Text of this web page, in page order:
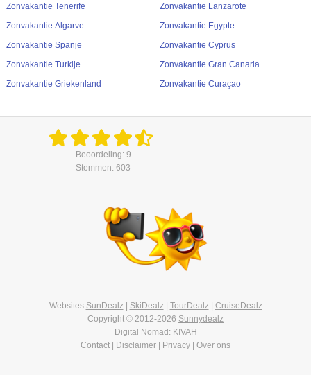
Zonvakantie Tenerife
Zonvakantie Algarve
Zonvakantie Spanje
Zonvakantie Turkije
Zonvakantie Griekenland
Zonvakantie Lanzarote
Zonvakantie Egypte
Zonvakantie Cyprus
Zonvakantie Gran Canaria
Zonvakantie Curaçao
Beoordeling: 9
Stemmen: 603
Websites SunDealz| SkiDealz| TourDealz| CruiseDealz
Copyright © 2012-2026 Sunnydealz
Digital Nomad: KIVAH
Contact | Disclaimer | Privacy | Over ons